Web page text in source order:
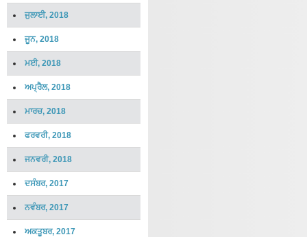
ਜੁਲਾਈ, 2018
ਜੂਨ, 2018
ਮਈ, 2018
ਅਪ੍ਰੈਲ, 2018
ਮਾਰਚ, 2018
ਫਰਵਰੀ, 2018
ਜਨਵਰੀ, 2018
ਦਸੰਬਰ, 2017
ਨਵੰਬਰ, 2017
ਅਕਤੂਬਰ, 2017